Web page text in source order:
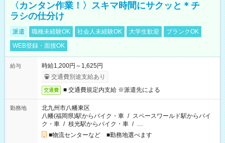
〈カンタン作業！〉スキマ時間にサクッと＊チ
ラシの仕分け
派遣 職種未経験OK 社会人未経験OK 大学生歓迎
ブランクOK
WEB登録・面接OK
給与
時給1,200円～1,625円
交通費別途支給あり
交通費 ■ 交通費規定内支給 ※派遣先による
勤務地
北九州市八幡東区
八幡(福岡県)駅からバイク・車 / スペースワールド駅からバイ
ク・車 / 枝光駅からバイク・車 / …
■物流センターなど ■勤務地選べます